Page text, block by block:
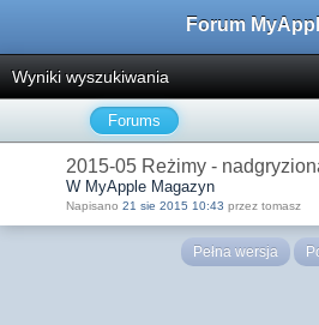
Forum
Wyniki wyszukiwania
Forums
2015-05 Reżimy -
W MyApple Magazyn
Napisano 21 sie 2015 10:43 przez tomasz
Pełna wersja